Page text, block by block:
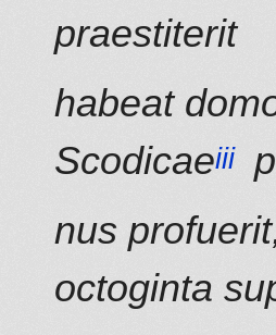
praestiterit
habeat
Scodicae
nus
octoginta